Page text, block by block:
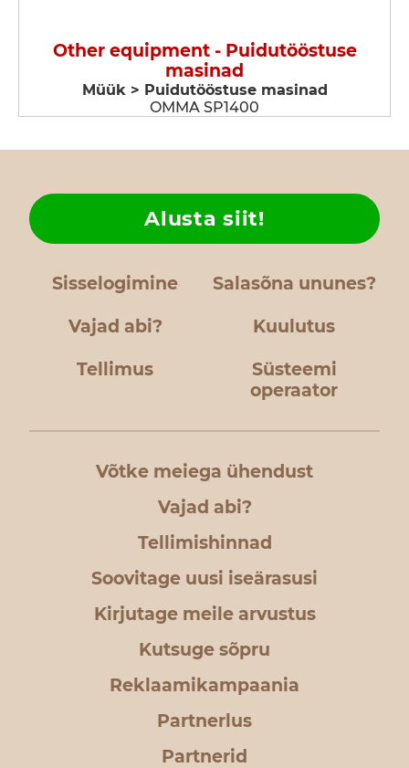
Other equipment - Puidutööstuse
masinad
Müük > Puidutööstuse masinad
OMMA SP1400
Sisselogimine Salasõna ununes?
Vajad abi?
Alusta siit!
Kuulutus
Tellimus
Süsteemi
operaator
Võtke meiega ühendust
Vajad abi?
Tellimishinnad
Soovitage uusi iseärasusi
Kirjutage meile arvustus
Kutsuge sõpru
Reklaamikampaania
Partnerlus
Partnerid